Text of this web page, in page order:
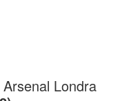
Arsenal Londra